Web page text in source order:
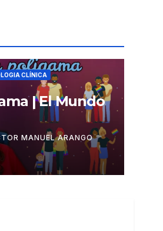
CLÍNICA
| El Mundo
MANUEL ARANGO